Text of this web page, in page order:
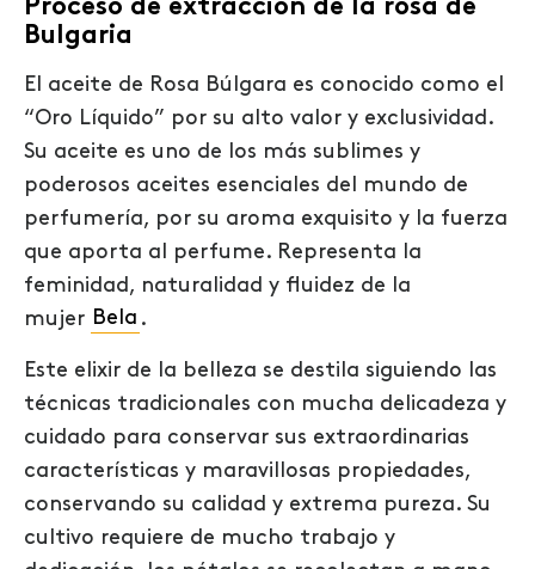
Proceso de extracción de la rosa de
Bulgaria
El aceite de Rosa Búlgara es conocido como el
“Oro Líquido” por su alto valor y exclusividad.
Su aceite es uno de los más sublimes y
poderosos aceites esenciales del mundo de
perfumería, por su aroma exquisito y la fuerza
que aporta al perfume. Representa la
feminidad, naturalidad y fluidez de la
mujer Bela .
Este elixir de la belleza se destila siguiendo las
técnicas tradicionales con mucha delicadeza y
cuidado para conservar sus extraordinarias
características y maravillosas propiedades,
conservando su calidad y extrema pureza. Su
cultivo requiere de mucho trabajo y